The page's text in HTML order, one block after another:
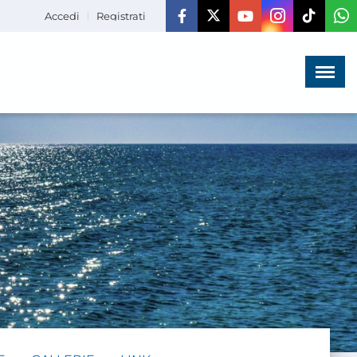
Accedi Registrati
Menù ×
LA VITA
DELL'ASSOCIAZIONE
COMUNICAZIONE,
PROGETTI ED EDITORIA
AMMINISTRAZIONE
TRASPARENTE